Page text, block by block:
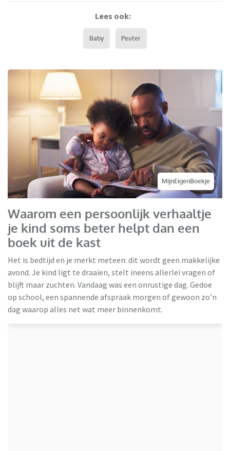
Lees ook:
Baby Peuter
MijnEigenBoekje
Waarom een persoonlijk verhaaltje
je kind soms beter helpt dan een
boek uit de kast
Het is bedtijd en je merkt meteen: dit wordt geen makkelijke
avond. Je kind ligt te draaien, stelt ineens allerlei vragen of
blijft maar zuchten. Vandaag was een onrustige dag. Gedoe
op school, een spannende afspraak morgen of gewoon zo’n
dag waarop alles net wat meer binnenkomt.